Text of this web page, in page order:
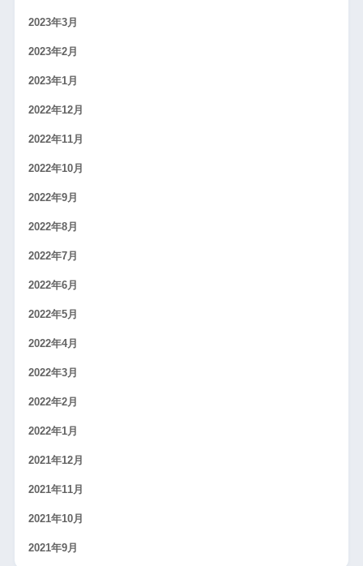
2023年3月
2023年2月
2023年1月
2022年12月
2022年11月
2022年10月
2022年9月
2022年8月
2022年7月
2022年6月
2022年5月
2022年4月
2022年3月
2022年2月
2022年1月
2021年12月
2021年11月
2021年10月
2021年9月